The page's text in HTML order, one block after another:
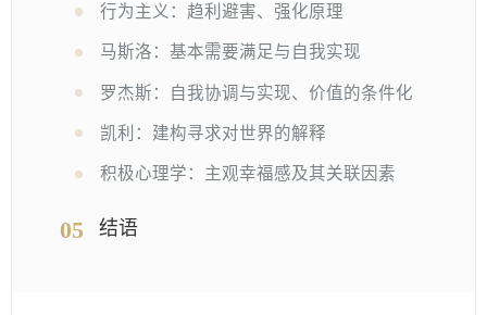
行为主义：趋利避害、强化原理
马斯洛：基本需要满足与自我实现
罗杰斯：自我协调与实现、价值的条件化
凯利：建构寻求对世界的解释
积极心理学：主观幸福感及其关联因素
05 结语